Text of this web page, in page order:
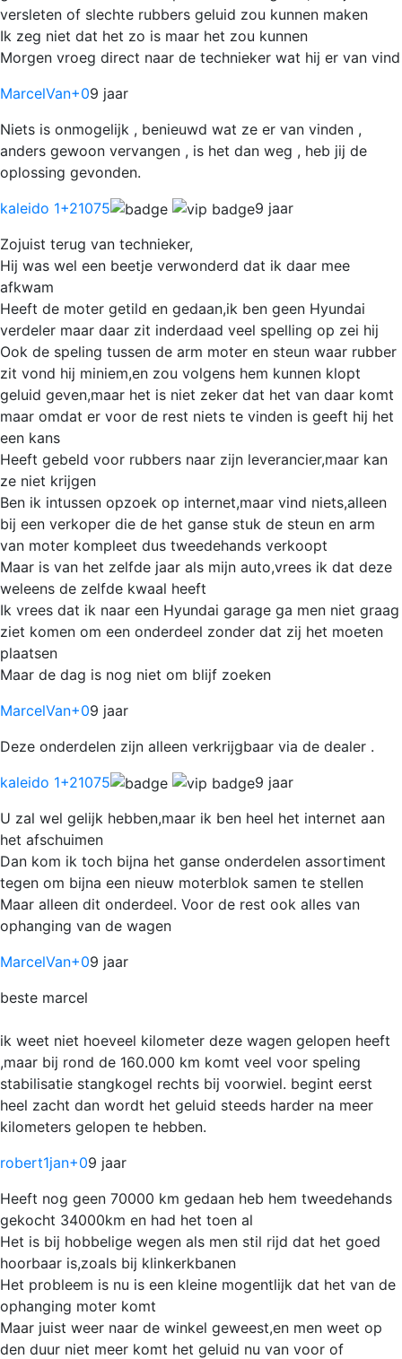
versleten of slechte rubbers geluid zou kunnen maken
Ik zeg niet dat het zo is maar het zou kunnen
Morgen vroeg direct naar de technieker wat hij er van vind
MarcelVan+09 jaar
Niets is onmogelijk , benieuwd wat ze er van vinden ,
anders gewoon vervangen , is het dan weg , heb jij de
oplossing gevonden.
kaleido 1+21075
9 jaar
Zojuist terug van technieker,
Hij was wel een beetje verwonderd dat ik daar mee
afkwam
Heeft de moter getild en gedaan,ik ben geen Hyundai
verdeler maar daar zit inderdaad veel spelling op zei hij
Ook de speling tussen de arm moter en steun waar rubber
zit vond hij miniem,en zou volgens hem kunnen klopt
geluid geven,maar het is niet zeker dat het van daar komt
maar omdat er voor de rest niets te vinden is geeft hij het
een kans
Heeft gebeld voor rubbers naar zijn leverancier,maar kan
ze niet krijgen
Ben ik intussen opzoek op internet,maar vind niets,alleen
bij een verkoper die de het ganse stuk de steun en arm
van moter kompleet dus tweedehands verkoopt
Maar is van het zelfde jaar als mijn auto,vrees ik dat deze
weleens de zelfde kwaal heeft
Ik vrees dat ik naar een Hyundai garage ga men niet graag
ziet komen om een onderdeel zonder dat zij het moeten
plaatsen
Maar de dag is nog niet om blijf zoeken
MarcelVan+09 jaar
Deze onderdelen zijn alleen verkrijgbaar via de dealer .
kaleido 1+21075
9 jaar
U zal wel gelijk hebben,maar ik ben heel het internet aan
het afschuimen
Dan kom ik toch bijna het ganse onderdelen assortiment
tegen om bijna een nieuw moterblok samen te stellen
Maar alleen dit onderdeel. Voor de rest ook alles van
ophanging van de wagen
MarcelVan+09 jaar
beste marcel
ik weet niet hoeveel kilometer deze wagen gelopen heeft
,maar bij rond de 160.000 km komt veel voor speling
stabilisatie stangkogel rechts bij voorwiel. begint eerst
heel zacht dan wordt het geluid steeds harder na meer
kilometers gelopen te hebben.
robert1jan+09 jaar
Heeft nog geen 70000 km gedaan heb hem tweedehands
gekocht 34000km en had het toen al
Het is bij hobbelige wegen als men stil rijd dat het goed
hoorbaar is,zoals bij klinkerkbanen
Het probleem is nu is een kleine mogentlijk dat het van de
ophanging moter komt
Maar juist weer naar de winkel geweest,en men weet op
den duur niet meer komt het geluid nu van voor of